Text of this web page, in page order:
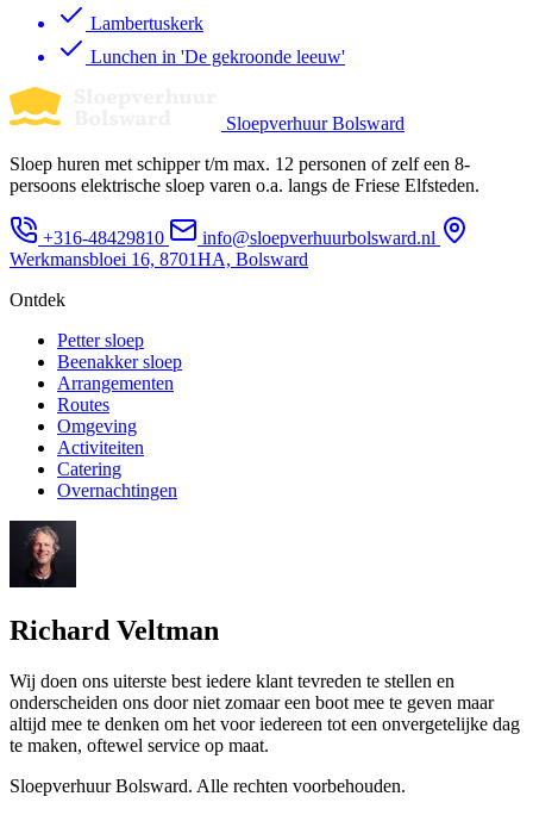
Lambertuskerk
Lunchen in 'De gekroonde leeuw'
Sloepverhuur Bolsward
Sloep huren met schipper t/m max. 12 personen of zelf een 8-
persoons elektrische sloep varen o.a. langs de Friese Elfsteden.
+316-48429810
info@sloepverhuurbolsward.nl
Werkmansbloei 16, 8701HA, Bolsward
Ontdek
Petter sloep
Beenakker sloep
Arrangementen
Routes
Omgeving
Activiteiten
Catering
Overnachtingen
Richard Veltman
Wij doen ons uiterste best iedere klant tevreden te stellen en
onderscheiden ons door niet zomaar een boot mee te geven maar
altijd mee te denken om het voor iedereen tot een onvergetelijke dag
te maken, oftewel service op maat.
Sloepverhuur Bolsward. Alle rechten voorbehouden.